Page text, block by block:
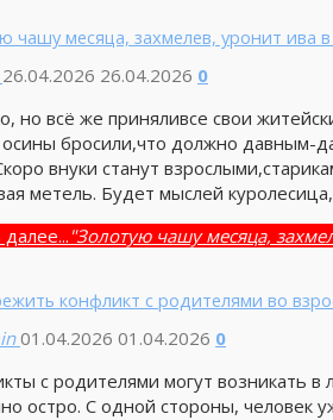
чашу месяца, захмелев, уронит ива
26.04.2026 26.04.2026 0
но всё же приняливсе свои
осины бросили,что должно давным-
внуки станут
метель. Будет мыслей
"Золотую чашу месяца,
конфликт с родителями во
01.04.2026 01.04.2026 0
с родителями могут возникать
остро. С одной стороны, человек